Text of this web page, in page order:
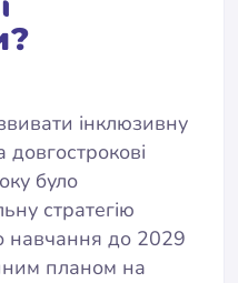
інклюзивну
довгострокові
було
стратегію
навчання до 2029
планом на